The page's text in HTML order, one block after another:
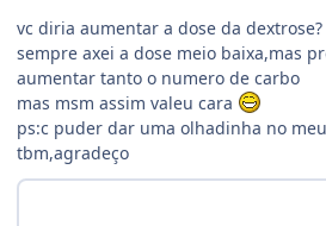
vc diria aumentar a dose da dextrose?
sempre axei a dose meio baixa,mas
aumentar tanto o numero de carbo
mas msm assim valeu cara
ps:c puder dar uma olhadinha no
tbm,agradeço